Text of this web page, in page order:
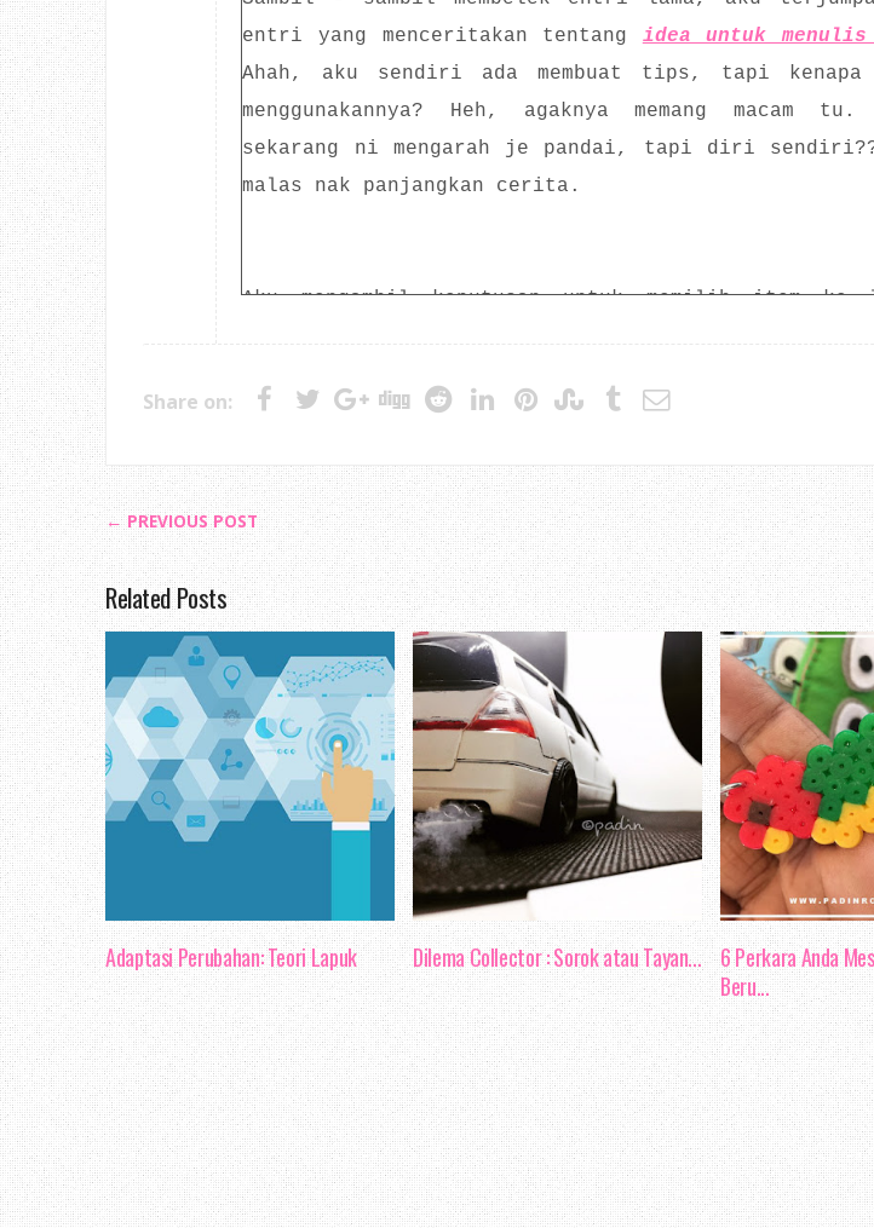
entri yang menceritakan tentang idea untuk
Ahah, aku sendiri ada membuat tips, tapi
menggunakannya? Heh, agaknya memang macam tu.
sekarang ni mengarah je pandai, tapi diri sendiri??
malas nak panjangkan cerita.
Aku mengambil keputusan untuk memilih item ke
Jadi nak review blog siapa ya? Umm...
Aku memilih blogzaerrzone : peace.loves.hapinness
Erza Fareeha Sabri. Wah nama penuh tu. Kalau di
kenapa aku memilih blog ni, emm pemilihan secara
je, dan blog terakhir yang aku buka sebelum aku
nak buat entry ni, ialah blog Erza :D
Nak bercerita mengenai blog review, secara
tak begitu pandai untuk membuat pemilihan
Mungkin cukup sekadar aku mengabadikan blog entri
bulan Mac ni berkaitan penghebahan berkenaan
hehee..
Share on:
← PREVIOUS POST
Related Posts
Adaptasi Perubahan: Teori Lapuk Dilema Collector : Sorok atau Tayan...
6 Perkara Anda
Beru...